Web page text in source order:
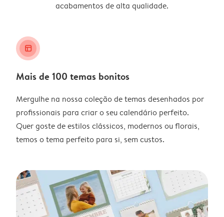
acabamentos de alta qualidade.
layout_alt
Mais de 100 temas bonitos
Mergulhe na nossa coleção de temas desenhados por
profissionais para criar o seu calendário perfeito.
Quer goste de estilos clássicos, modernos ou florais,
temos o tema perfeito para si, sem custos.